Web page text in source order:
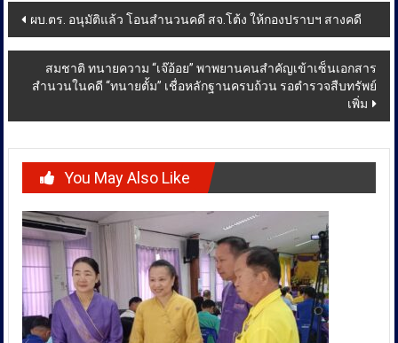
Post
navigation
ผบ.ตร. อนุมัติแล้ว โอนสำนวนคดี สจ.โต้ง ให้กองปราบฯ สางคดี
สมชาติ ทนายความ “เจ๊อ้อย” พาพยานคนสำคัญเข้าเซ็นเอกสาร
สำนวนในคดี “ทนายตั้ม” เชื่อหลักฐานครบถ้วน รอตํารวจสืบทรัพย์
เพิ่ม
You May Also Like